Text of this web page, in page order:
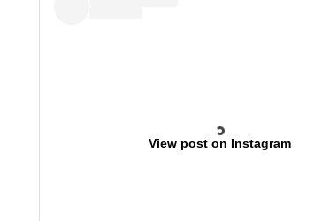
View post on Instagram